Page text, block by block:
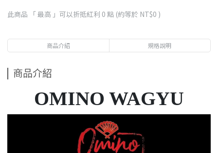
此商品 「 最高 」可以折抵紅利 0 點 (約等於 NT$0 )
商品介紹 規格說明
商品介紹
OMINO WAGYU